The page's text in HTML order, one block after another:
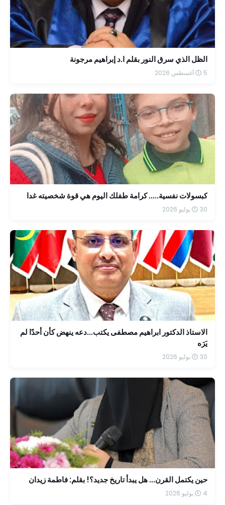
الظل الذي سرق النور بقلم ا.د إبراهيم مرجونة
5 أغسطس 2026
كبسولات نفسية..... كرامة طفلك اليوم هي قوة شخصيته غدا
30 يوليو 2026
الاستاذ الدكتور ابراهيم مصطفى يكتب...دعه ينهض كأن أحدًا لم
يَرَه
30 يوليو 2026
حين يكتمل القرن... هل يبدأ تاريخ جديد؟! بقلم: فاطمة زيدان
4 يوليو 2026